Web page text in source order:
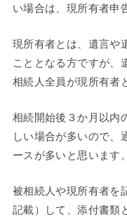
い場合は、現所有者申
現所有者とは、遺言や
こととなる方ですが、
相続人全員が現所有者
相続開始後３か月以内
しい場合が多いので、
ースが多いと思います。
被相続人や現所有者を
記載）して、添付書類